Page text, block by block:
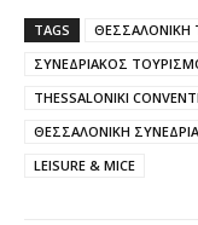
TAGS
ΘΕΣΣΑΛΟΝΙΚΗ
ΣΥΝΕΔΡΙΑΚΟΣ
THESSALONIKI
ΘΕΣΣΑΛΟΝΙΚΗ ΣΥΝΕΔΡΙΑ
LEISURE & MICE